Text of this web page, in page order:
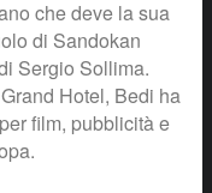
che deve la sua
di Sandokan
Sergio Sollima.
Hotel, Bedi ha
film, pubblicità e